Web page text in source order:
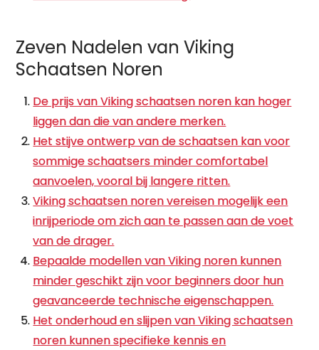
Zeven Nadelen van Viking
Schaatsen Noren
De prijs van Viking schaatsen noren kan hoger
liggen dan die van andere merken.
Het stijve ontwerp van de schaatsen kan voor
sommige schaatsers minder comfortabel
aanvoelen, vooral bij langere ritten.
Viking schaatsen noren vereisen mogelijk een
inrijperiode om zich aan te passen aan de voet
van de drager.
Bepaalde modellen van Viking noren kunnen
minder geschikt zijn voor beginners door hun
geavanceerde technische eigenschappen.
Het onderhoud en slijpen van Viking schaatsen
noren kunnen specifieke kennis en